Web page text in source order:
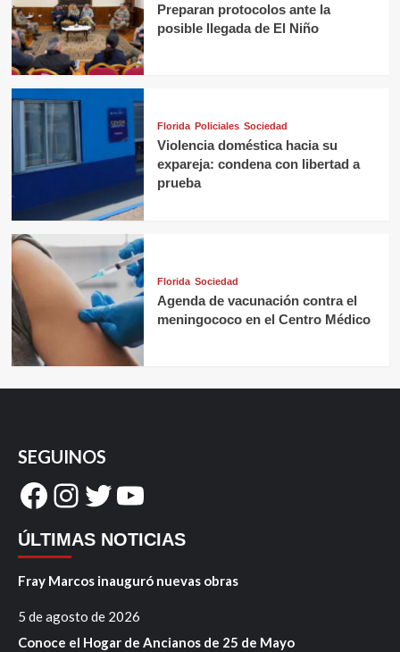
Preparan protocolos ante la
posible llegada de El Niño
Florida Policiales Sociedad
Violencia doméstica hacia su
expareja: condena con libertad a
prueba
Florida Sociedad
Agenda de vacunación contra el
meningococo en el Centro Médico
SEGUINOS
Facebook
Instagram
Twitter
YouTube
ÚLTIMAS NOTICIAS
Fray Marcos inauguró nuevas obras
5 de agosto de 2026
Conoce el Hogar de Ancianos de 25 de Mayo